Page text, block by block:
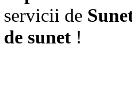
servicii de
de sunet !